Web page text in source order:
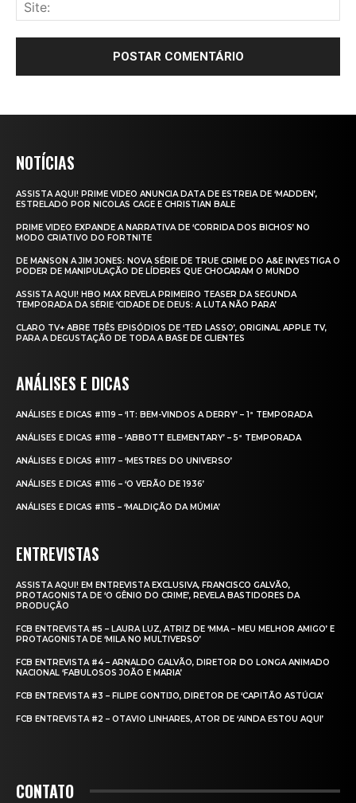
NOTÍCIAS
ASSISTA AQUI! PRIME VIDEO ANUNCIA DATA DE ESTREIA DE ‘MADDEN’,
ESTRELADO POR NICOLAS CAGE E CHRISTIAN BALE
PRIME VIDEO EXPANDE A NARRATIVA DE ‘CORRIDA DOS BICHOS’ NO
MODO CRIATIVO DO FORTNITE
DE MANSON A JIM JONES: NOVA SÉRIE DE TRUE CRIME DO A&E INVESTIGA O
PODER DE MANIPULAÇÃO DE LÍDERES QUE CHOCARAM O MUNDO
ASSISTA AQUI! HBO MAX REVELA PRIMEIRO TEASER DA SEGUNDA
TEMPORADA DA SÉRIE ‘CIDADE DE DEUS: A LUTA NÃO PARA’
CLARO TV+ ABRE TRÊS EPISÓDIOS DE ‘TED LASSO’, ORIGINAL APPLE TV,
PARA A DEGUSTAÇÃO DE TODA A BASE DE CLIENTES
ANÁLISES E DICAS
ANÁLISES E DICAS #1119 – ‘IT: BEM-VINDOS A DERRY’ – 1ª TEMPORADA
ANÁLISES E DICAS #1118 – ‘ABBOTT ELEMENTARY’ – 5ª TEMPORADA
ANÁLISES E DICAS #1117 – ‘MESTRES DO UNIVERSO’
ANÁLISES E DICAS #1116 – ‘O VERÃO DE 1936’
ANÁLISES E DICAS #1115 – ‘MALDIÇÃO DA MÚMIA’
ENTREVISTAS
ASSISTA AQUI! EM ENTREVISTA EXCLUSIVA, FRANCISCO GALVÃO,
PROTAGONISTA DE ‘O GÊNIO DO CRIME’, REVELA BASTIDORES DA
PRODUÇÃO
FCB ENTREVISTA #5 – LAURA LUZ, ATRIZ DE ‘MMA – MEU MELHOR AMIGO’ E
PROTAGONISTA DE ‘MILA NO MULTIVERSO’
FCB ENTREVISTA #4 – ARNALDO GALVÃO, DIRETOR DO LONGA ANIMADO
NACIONAL ‘FABULOSOS JOÃO E MARIA’
FCB ENTREVISTA #3 – FILIPE GONTIJO, DIRETOR DE ‘CAPITÃO ASTÚCIA’
FCB ENTREVISTA #2 – OTAVIO LINHARES, ATOR DE ‘AINDA ESTOU AQUI’
CONTATO